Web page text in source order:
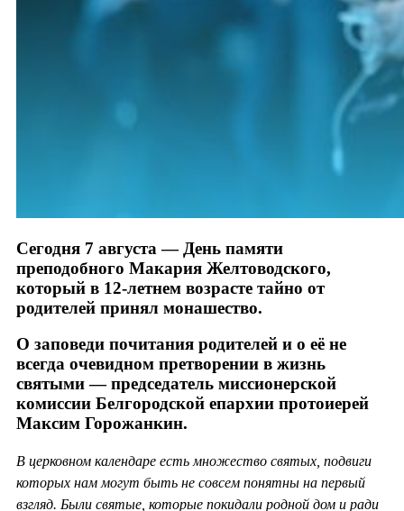
Сегодня 7 августа — День памяти
преподобного Макария Желтоводского,
который в 12-летнем возрасте тайно от
родителей принял монашество.
О заповеди почитания родителей и о её не
всегда очевидном претворении в жизнь
святыми — председатель миссионерской
комиссии Белгородской епархии протоиерей
Максим Горожанкин.
В церковном календаре есть множество святых, подвиги
которых нам могут быть не совсем понятны на первый
взгляд. Были святые, которые покидали родной дом и ради